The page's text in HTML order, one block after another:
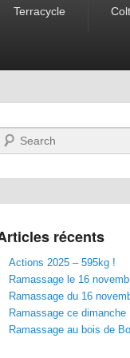
Terracycle Colt
Recherche
récents
Actions 2025 – 595kg !
Ramassage le 16
Ramassage du 16
Ramassage ce dimanche
Ramassage au bois de